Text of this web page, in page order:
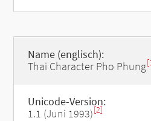
Name (englisch):
Thai Character Pho Phung
Unicode-Version:
1.1 (Juni 1993)[2]